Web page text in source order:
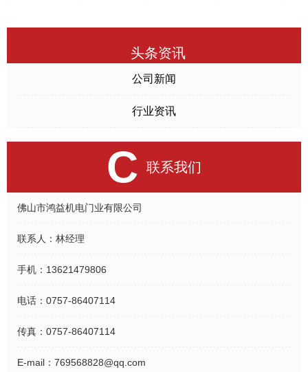
头条资讯
公司新闻
行业资讯
C 联系我们
佛山市鸿益机电门业有限公司
联系人： 林经理
手机： 13621479806
电话： 0757-86407114
传真： 0757-86407114
E-mail： 769568828@qq.com